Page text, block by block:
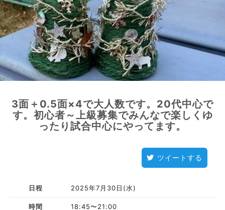
3面＋0.5面×4で大人数です。20代中心で
す。初心者～上級募集でみんなで楽しくゆ
ったり試合中心にやってます。
ツイートする
日程 2025年7月30日(水)
時間 18:45〜21:00